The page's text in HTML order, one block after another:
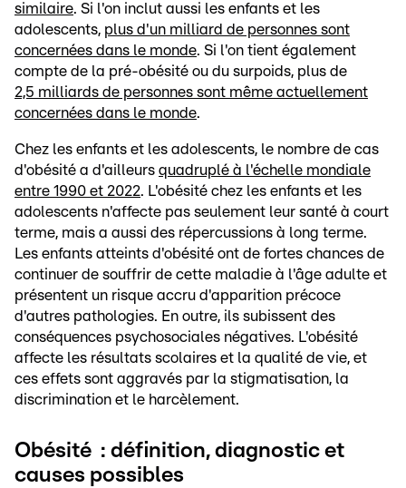
similaire. Si l'on inclut aussi les enfants et les
adolescents, plus d'un milliard de personnes sont
concernées dans le monde. Si l'on tient également
compte de la pré-obésité ou du surpoids, plus de
2,5 milliards de personnes sont même actuellement
concernées dans le monde.
Chez les enfants et les adolescents, le nombre de cas
d'obésité a d'ailleurs quadruplé à l'échelle mondiale
entre 1990 et 2022. L'obésité chez les enfants et les
adolescents n'affecte pas seulement leur santé à court
terme, mais a aussi des répercussions à long terme.
Les enfants atteints d'obésité ont de fortes chances de
continuer de souffrir de cette maladie à l'âge adulte et
présentent un risque accru d'apparition précoce
d'autres pathologies. En outre, ils subissent des
conséquences psychosociales négatives. L'obésité
affecte les résultats scolaires et la qualité de vie, et
ces effets sont aggravés par la stigmatisation, la
discrimination et le harcèlement.
Obésité : définition, diagnostic et
causes possibles